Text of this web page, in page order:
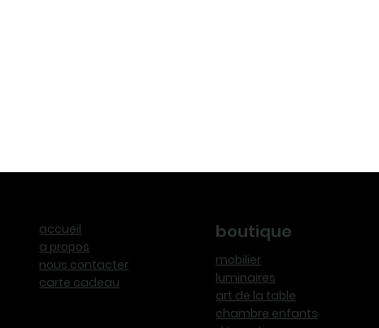
accueil
a propos
nous contacter
carte cadeau
boutique
mobilier
luminaires
art de la table
chambre enfants